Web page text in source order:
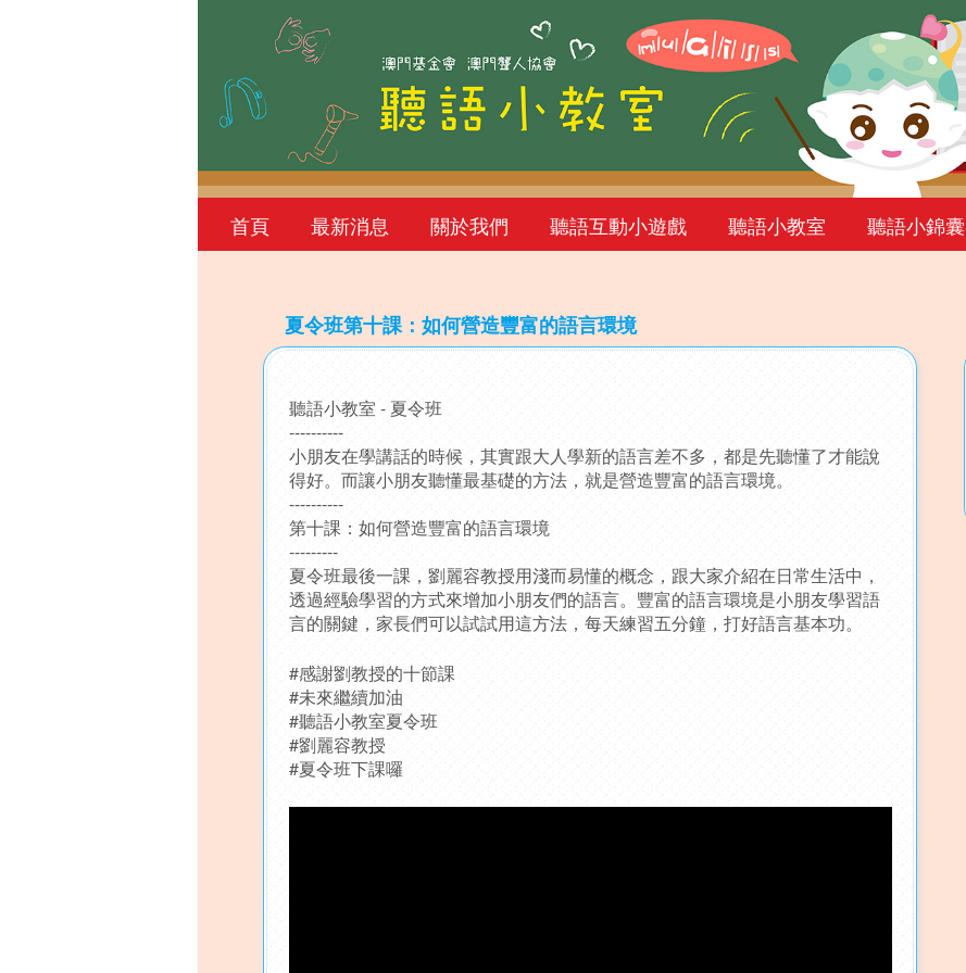
首頁 最新消息 關於我們 聽語互動小遊戲 聽語小教室 聽語小錦囊
夏令班第十課：如何營造豐富的語言環境
to
top
聽語小教室 - 夏令班
----------
小朋友在學講話的時候，其實跟大人學新的語言差不多，都是先聽懂了才能說
得好。而讓小朋友聽懂最基礎的方法，就是營造豐富的語言環境。
----------
第十課：如何營造豐富的語言環境
---------
夏令班最後一課，劉麗容教授用淺而易懂的概念，跟大家介紹在日常生活中，
透過經驗學習的方式來增加小朋友們的語言。豐富的語言環境是小朋友學習語
言的關鍵，家長們可以試試用這方法，每天練習五分鐘，打好語言基本功。
#感謝劉教授的十節課
#未來繼續加油
#聽語小教室夏令班
#劉麗容教授
#夏令班下課囉